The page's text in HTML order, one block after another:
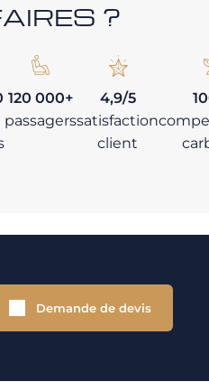
?
120 000+
passagers
4,9/5
satisfaction
client
Demande de devis